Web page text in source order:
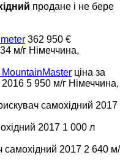
продане і не бере
362 950 €
м/г Німеччина,
ціна за
2016 5 950 м/г Німеччина,
самохідний 2017
2017 1 000 л
самохідний 2017 2 640 м/